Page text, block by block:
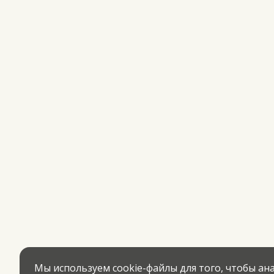
Мы используем cookie-файлы для того, чтобы